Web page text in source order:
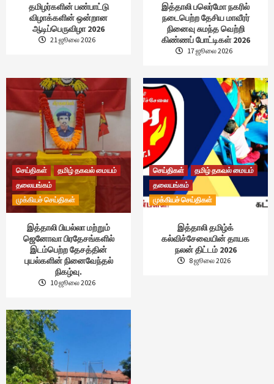
தமிழர்களின் பண்பாட்டு
விழாக்களின் ஒன்றான
ஆடிப்பெருவிழா 2026
21 ஜூலை 2026
இத்தாலி பலெர்மோ நகரில்
நடைபெற்ற தேசிய மாவீரர்
நினைவு சுமந்த வெற்றி
கிண்ணப் போட்டிகள் 2026
17 ஜூலை 2026
செய்திகள்
தமிழ் தகவல் மையம்
தலையங்கம்
முக்கியச் செய்திகள்
இத்தாலி பியல்லா மற்றும்
ஜெனோவா பிரதேசங்களில்
இடம்பெற்ற தேசத்தின்
புயல்களின் நினைவேந்தல்
நிகழ்வு.
10 ஜூலை 2026
செய்திகள்
தமிழ் தகவல் மையம்
தலையங்கம்
முக்கியச் செய்திகள்
இத்தாலி தமிழ்க்
கல்விச்சேவையின் தாயக
நலன் திட்டம் 2026
8 ஜூலை 2026